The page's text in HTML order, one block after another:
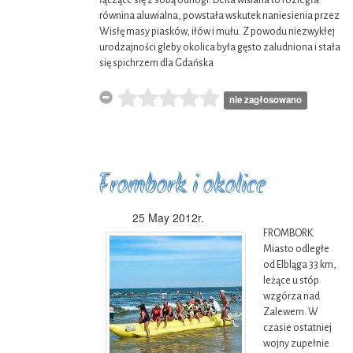
równina aluwialna, powstała wskutek naniesienia przez
Wisłę masy piasków, iłów i mułu. Z powodu niezwykłej
urodzajności gleby okolica była gęsto zaludniona i stała
się spichrzem dla Gdańska
nie zagłosowano
Frombork i okolice
25 May 2012r.
FROMBORK.
Miasto odległe
od Elbląga 33 km,
leżące u stóp
wzgórza nad
Zalewem. W
czasie ostatniej
wojny zupełnie